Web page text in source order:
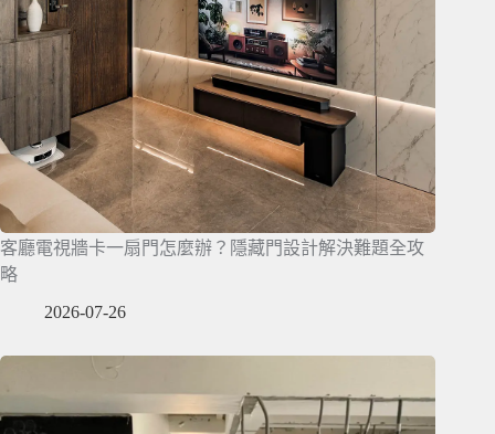
客廳電視牆卡一扇門怎麼辦？隱藏門設計解決難題全攻
略
2026-07-26